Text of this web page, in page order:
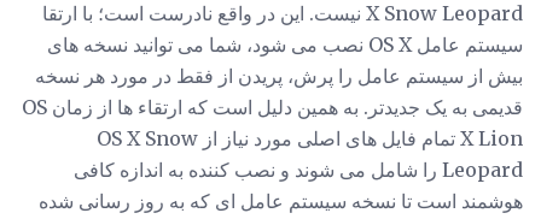
X Snow Leopard نیست. این در واقع نادرست است؛ با ارتقا
سیستم عامل OS X نصب می شود، شما می توانید نسخه های
بیش از سیستم عامل را پرش، پریدن از فقط در مورد هر نسخه
قدیمی به یک جدیدتر. به همین دلیل است که ارتقاء ها از زمان OS
X Lion تمام فایل های اصلی مورد نیاز از OS X Snow
Leopard را شامل می شوند و نصب کننده به اندازه کافی
هوشمند است تا نسخه سیستم عامل ای که به روز رسانی شده